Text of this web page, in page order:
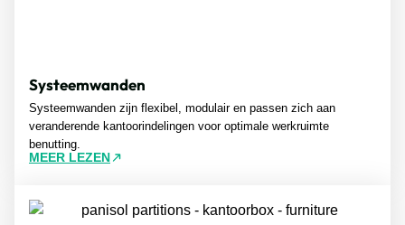
Systeemwanden
Systeemwanden zijn flexibel, modulair en passen zich aan
veranderende kantoorindelingen voor optimale werkruimte
benutting.
MEER LEZEN